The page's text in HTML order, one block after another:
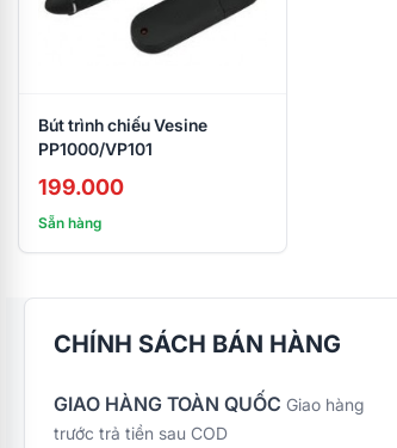
Bút trình chiếu Vesine
PP1000/VP101
199.000
Sẵn hàng
CHÍNH SÁCH BÁN HÀNG
GIAO HÀNG TOÀN QUỐC Giao hàng
trước trả tiền sau COD